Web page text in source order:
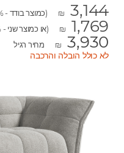
₪ 3,144 (כמוצר בודד - 20% הנחה)
₪ 1,769 (או כמוצר שני - 55% הנחה)
₪ 3,930 מחיר רגיל
לא כולל הובלה והרכבה